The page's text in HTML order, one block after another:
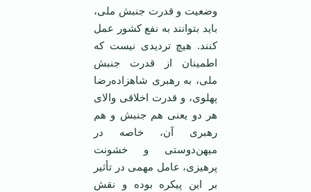
وضعیت و قدرت جنبش ملی،
باید بتوانند به نفع کشور عمل
کنند. هیچ تردیدی نیست که
اطمینان از قدرت جنبش
ملی، به رهبری شاهزاده‌رضا
پهلوی، و قدرت اخلاقی والای
هر دو یعنی هم جنبش و هم
رهبری آن، خاصه در
میهن‌دوستی و خشونت
پرهیزی، عامل مهمی در تأثیر
بر این پیکره بوده و نقش